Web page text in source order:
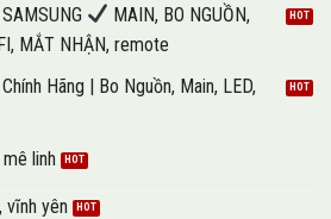
MAIN, BO NGUỒN,
MẮT NHẬN, remote
Hãng | Bo Nguồn, Main, LED,
linh
vĩnh yên